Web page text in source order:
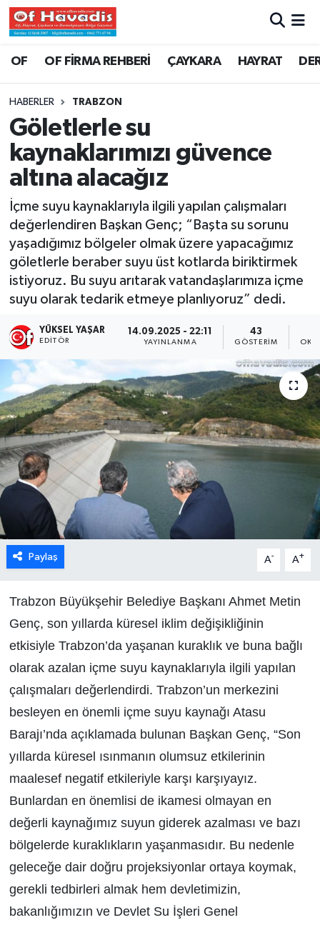
OF OF FİRMA REHBERİ ÇAYKARA HAYRAT
HABERLER TRABZON
Göletlerle su
kaynaklarımızı güvence
altına alacağız
İçme suyu kaynaklarıyla ilgili yapılan çalışmaları
değerlendiren Başkan Genç; “Başta su sorunu
yaşadığımız bölgeler olmak üzere yapacağımız
göletlerle beraber suyu üst kotlarda biriktirmek
istiyoruz. Bu suyu arıtarak vatandaşlarımıza içme
suyu olarak tedarik etmeye planlıyoruz” dedi.
YÜKSEL YAŞAR
EDITÖR
14.09.2025 - 22:11
YAYINLANMA
43
GÖSTERIM
Paylaş A- A+
Trabzon Büyükşehir Belediye Başkanı Ahmet Metin
Genç, son yıllarda küresel iklim değişikliğinin
etkisiyle Trabzon’da yaşanan kuraklık ve buna bağlı
olarak azalan içme suyu kaynaklarıyla ilgili yapılan
çalışmaları değerlendirdi. Trabzon’un merkezini
besleyen en önemli içme suyu kaynağı Atasu
Barajı’nda açıklamada bulunan Başkan Genç, “Son
yıllarda küresel ısınmanın olumsuz etkilerinin
maalesef negatif etkileriyle karşı karşıyayız.
Bunlardan en önemlisi de ikamesi olmayan en
değerli kaynağımız suyun giderek azalması ve bazı
bölgelerde kuraklıkların yaşanmasıdır. Bu nedenle
geleceğe dair doğru projeksiyonlar ortaya koymak,
gerekli tedbirleri almak hem devletimizin,
bakanlığımızın ve Devlet Su İşleri Genel
Trabzon Nöbetçi Eczaneler
Trabzon Namaz Vakitleri
Trabzon Trafik Yoğunluk Haritası
Süper Lig Puan Durumu ve Fikstür
Tüm Manşetler
Son Dakika Haberleri